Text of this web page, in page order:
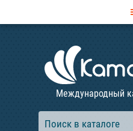
Международный